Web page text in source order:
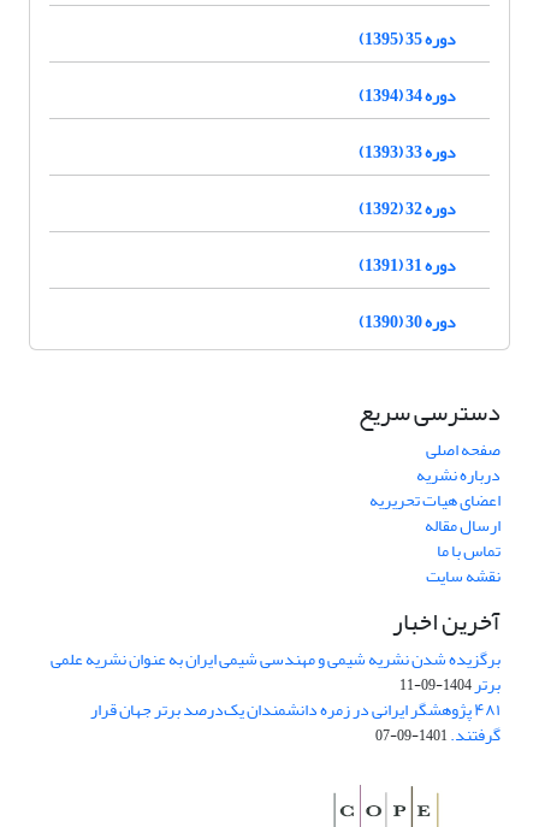
دوره 35 (1395)
دوره 34 (1394)
دوره 33 (1393)
دوره 32 (1392)
دوره 31 (1391)
دوره 30 (1390)
دسترسی سریع
صفحه اصلی
درباره نشریه
اعضای هیات تحریریه
ارسال مقاله
تماس با ما
نقشه سایت
آخرین اخبار
برگزیده شدن نشریه شیمی و مهندسی شیمی ایران به عنوان نشریه علمی
برتر1404-09-11
۴۸۱ پژوهشگر ایرانی در زمره دانشمندان یک‌درصد برتر جهان قرار
گرفتند.1401-09-07